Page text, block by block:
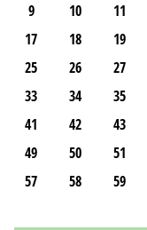
9
10 11
17
18 19
25
26 27
33
34 35
41
42 43
49
50 51
57
58 59